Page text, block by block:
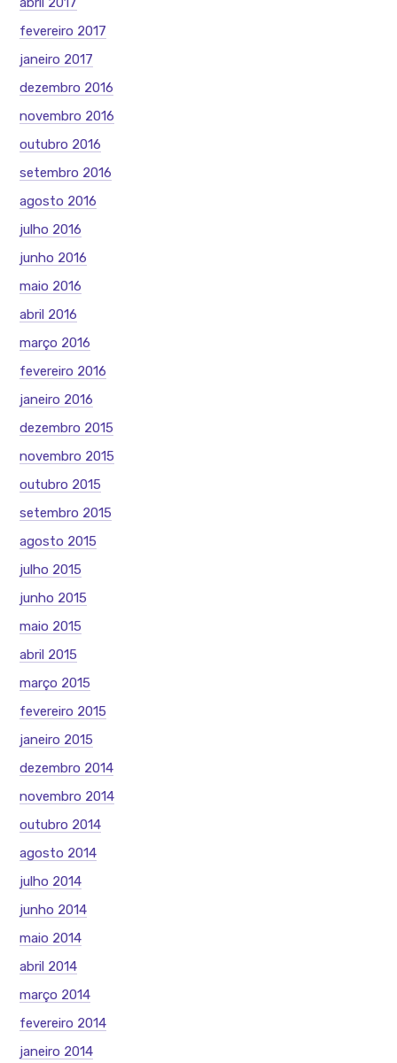
fevereiro 2017
janeiro 2017
dezembro 2016
novembro 2016
outubro 2016
setembro 2016
agosto 2016
julho 2016
junho 2016
maio 2016
abril 2016
março 2016
fevereiro 2016
janeiro 2016
dezembro 2015
novembro 2015
outubro 2015
setembro 2015
agosto 2015
julho 2015
junho 2015
maio 2015
abril 2015
março 2015
fevereiro 2015
janeiro 2015
dezembro 2014
novembro 2014
outubro 2014
agosto 2014
julho 2014
junho 2014
maio 2014
abril 2014
março 2014
fevereiro 2014
janeiro 2014